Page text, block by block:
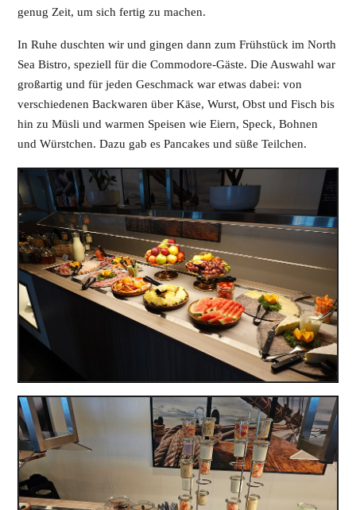
genug Zeit, um sich fertig zu machen.
In Ruhe duschten wir und gingen dann zum Frühstück im North
Sea Bistro, speziell für die Commodore-Gäste. Die Auswahl war
großartig und für jeden Geschmack war etwas dabei: von
verschiedenen Backwaren über Käse, Wurst, Obst und Fisch bis
hin zu Müsli und warmen Speisen wie Eiern, Speck, Bohnen
und Würstchen. Dazu gab es Pancakes und süße Teilchen.